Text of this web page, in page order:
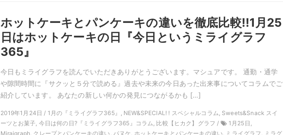
ホットケーキとパンケーキの違いを徹底比較!!1月25
日はホットケーキの日『今日というミライグラフ
365』
今日もミライグラフを読んでいただきありがとうございます。マシュアです。 通勤・通学
や隙間時間に『サクッと５分で読める』過去や未来の今日あった出来事についてコラムでご
紹介しています。 あなたの新しい何かの発見につながるかも […]
2019年1月24日 / 1月の『ミライグラフ365』, NEW&SPECIAL! ! スペシャルコラム, Sweets&Snack スイ
ーツとお菓子, 今日は何の日?『ミライグラフ365』コラム, 比較【ヒカク】グラフ /
1月25日,
Miraigraph, クレープとパンケーキの違い, パヌケ, ホットケーキとパンケーキの違い, ミライグラフ, ミラグ